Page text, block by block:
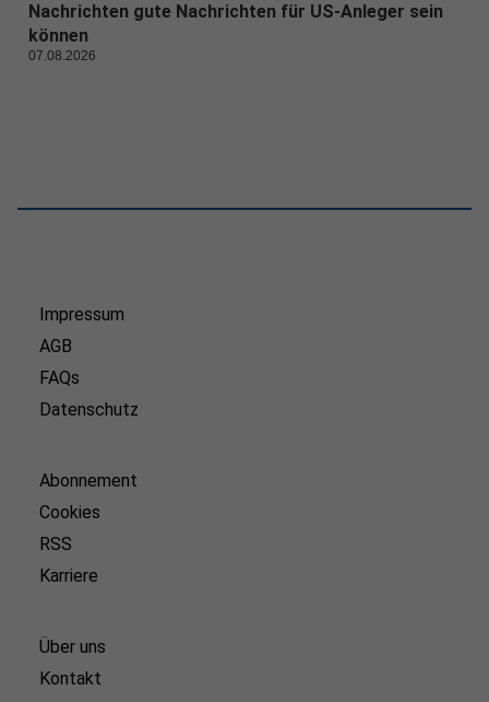
Nachrichten gute Nachrichten für US-Anleger sein
können
07.08.2026
Impressum
AGB
FAQs
Datenschutz
Abonnement
Cookies
RSS
Karriere
Über uns
Kontakt